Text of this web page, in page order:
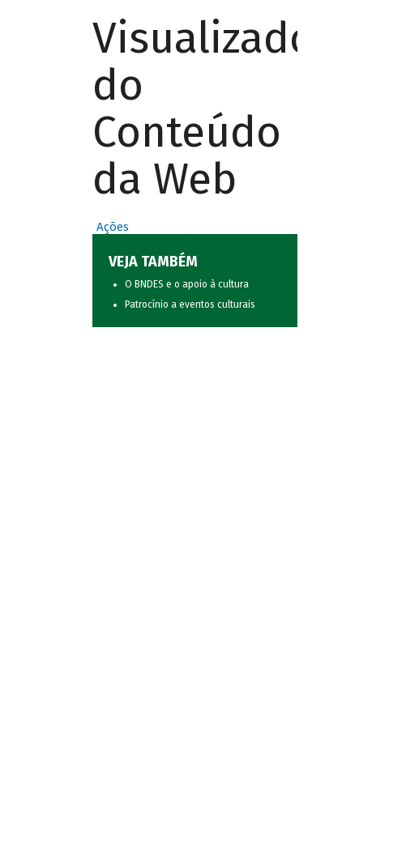
Visualizador
do
Conteúdo
da Web
Ações
VEJA TAMBÉM
O BNDES e o apoio à cultura
Patrocínio a eventos culturais